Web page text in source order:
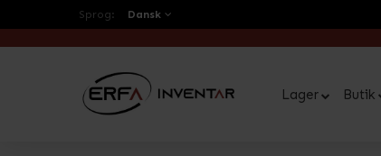
Sprog: Dansk
Lager Butik